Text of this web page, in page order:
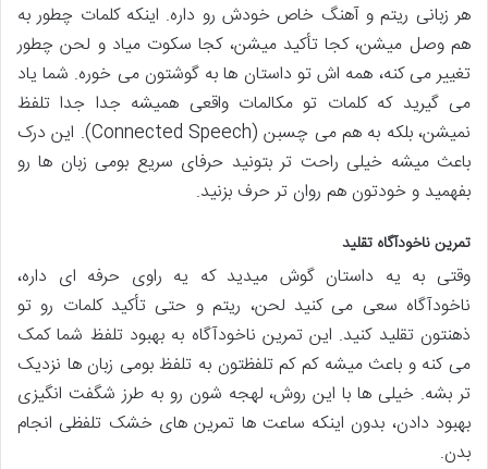
هر زبانی ریتم و آهنگ خاص خودش رو داره. اینکه کلمات چطور به
هم وصل میشن، کجا تأکید میشن، کجا سکوت میاد و لحن چطور
تغییر می کنه، همه اش تو داستان ها به گوشتون می خوره. شما یاد
می گیرید که کلمات تو مکالمات واقعی همیشه جدا جدا تلفظ
نمیشن، بلکه به هم می چسبن (Connected Speech). این درک
باعث میشه خیلی راحت تر بتونید حرفای سریع بومی زبان ها رو
بفهمید و خودتون هم روان تر حرف بزنید.
تمرین ناخودآگاه تقلید
وقتی به یه داستان گوش میدید که یه راوی حرفه ای داره،
ناخودآگاه سعی می کنید لحن، ریتم و حتی تأکید کلمات رو تو
ذهنتون تقلید کنید. این تمرین ناخودآگاه به بهبود تلفظ شما کمک
می کنه و باعث میشه کم کم تلفظتون به تلفظ بومی زبان ها نزدیک
تر بشه. خیلی ها با این روش، لهجه شون رو به طرز شگفت انگیزی
بهبود دادن، بدون اینکه ساعت ها تمرین های خشک تلفظی انجام
بدن.